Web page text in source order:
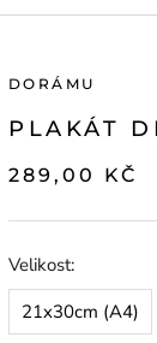
DORÁMU
PLAKÁT
289,00 KČ
Velikost:
21x30cm (A4)